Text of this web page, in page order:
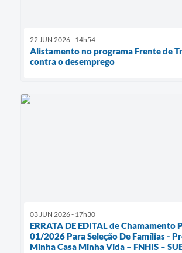
22 JUN 2026 - 14h54
Alistamento no programa Frente de
contra o desemprego
03 JUN 2026 - 17h30
ERRATA DE EDITAL de Chamamento
01/2026 Para Seleção De Famílias -
Minha Casa Minha Vida – FNHIS –